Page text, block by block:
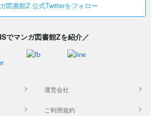
図書館Z 公式Twitterをフォロー
でマンガ図書館Zを紹介／
運営会社
ご利用規約